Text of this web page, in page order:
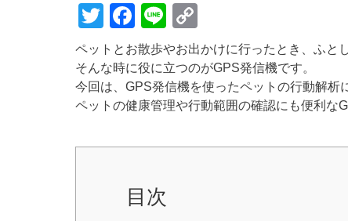
T
wi
tt
er
F
a
c
e
b
o
k
Li
n
e
o
p
y
Li
n
ペットとお散歩やお出かけに行ったとき、ふと
そんな時に役に立つのがGPS発信機です。
今回は、GPS発信機を使ったペットの行動解析
ペットの健康管理や行動範囲の確認にも便利な
目次